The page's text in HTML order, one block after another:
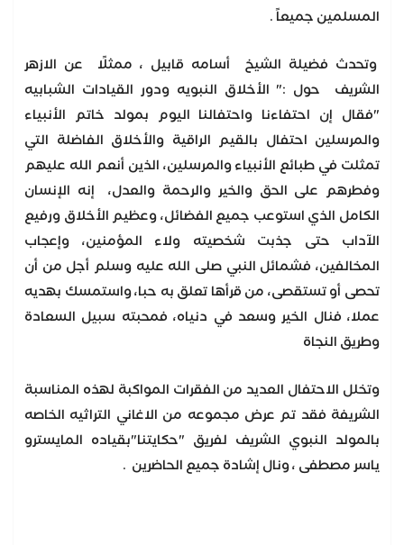
المسلمين جميعاً .
وتحدث فضيلة الشيخ أسامه قابيل ، ممثلًا عن الازهر
الشريف حول :" الأخلاق النبويه ودور القيادات الشبابيه
"فقال إن احتفاءنا واحتفالنا اليوم بمولد خاتم الأنبياء
والمرسلين احتفال بالقيم الراقية والأخلاق الفاضلة التي
تمثلت في طبائع الأنبياء والمرسلين، الذين أنعم الله عليهم
وفطرهم على الحق والخير والرحمة والعدل، إنه الإنسان
الكامل الذي استوعب جميع الفضائل، وعظيم الأخلاق ورفيع
الآداب حتى جذبت شخصيته ولاء المؤمنين، وإعجاب
المخالفين، فشمائل النبي صلى الله عليه وسلم أجل من أن
تحصى أو تستقصى، من قرأها تعلق به حبا، واستمسك بهديه
عملا، فنال الخير وسعد في دنياه، فمحبته سبيل السعادة
وطريق النجاة
وتخلل الاحتفال العديد من الفقرات المواكبة لهذه المناسبة
الشريفة فقد تم عرض مجموعه من الاغاني التراثيه الخاصه
بالمولد النبوي الشريف لفريق "حكايتنا"بقياده المايسترو
ياسر مصطفى ، ونال إشادة جميع الحاضرين .